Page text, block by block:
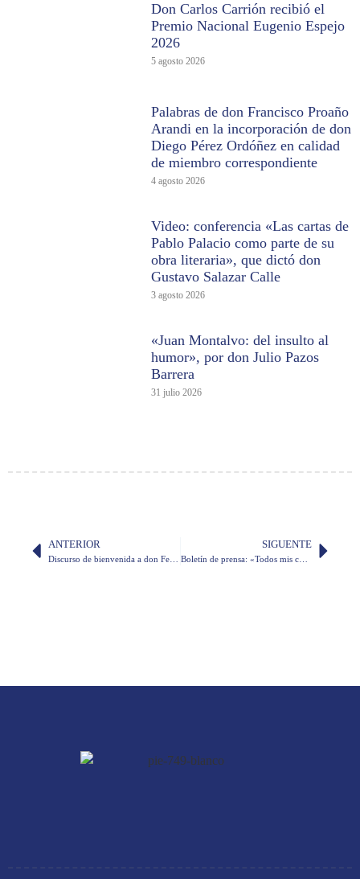
Don Carlos Carrión recibió el
Premio Nacional Eugenio Espejo
2026
5 agosto 2026
Palabras de don Francisco Proaño
Arandi en la incorporación de don
Diego Pérez Ordóñez en calidad
de miembro correspondiente
4 agosto 2026
Video: conferencia «Las cartas de
Pablo Palacio como parte de su
obra literaria», que dictó don
Gustavo Salazar Calle
3 agosto 2026
«Juan Montalvo: del insulto al
humor», por don Julio Pazos
Barrera
31 julio 2026
ANTERIOR SIGUENTE
Boletín de prensa: «Todos mis cuentos» de Marco Antonio Rodríguez